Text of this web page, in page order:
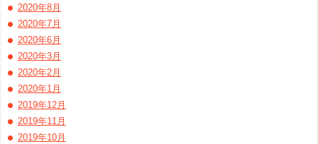
2020年8月
2020年7月
2020年6月
2020年3月
2020年2月
2020年1月
2019年12月
2019年11月
2019年10月